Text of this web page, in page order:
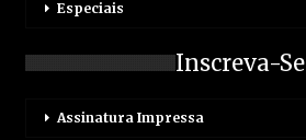
Especiais
Inscreva-Se
Assinatura Impressa